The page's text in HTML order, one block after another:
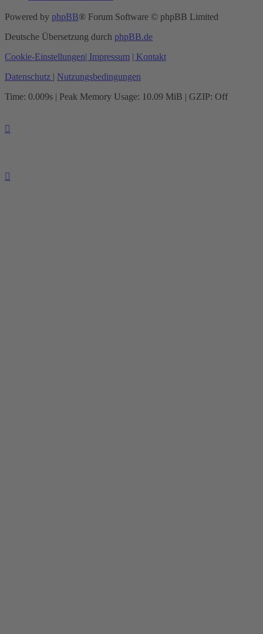
Powered by phpBB® Forum Software © phpBB Limited
Deutsche Übersetzung durch phpBB.de
Cookie-Einstellungen| Impressum | Kontakt
Datenschutz | Nutzungsbedingungen
Time: 0.009s | Peak Memory Usage: 10.09 MiB | GZIP: Off